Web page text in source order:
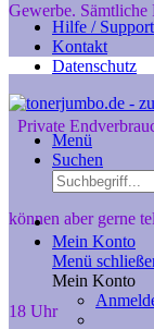
Gewerbe. Sämtliche
Private
können aber gerne
18 Uhr
Hilfe / Support
Kontakt
Datenschutz
Menü
Suchen
Mein Konto
Menü
Mein Konto